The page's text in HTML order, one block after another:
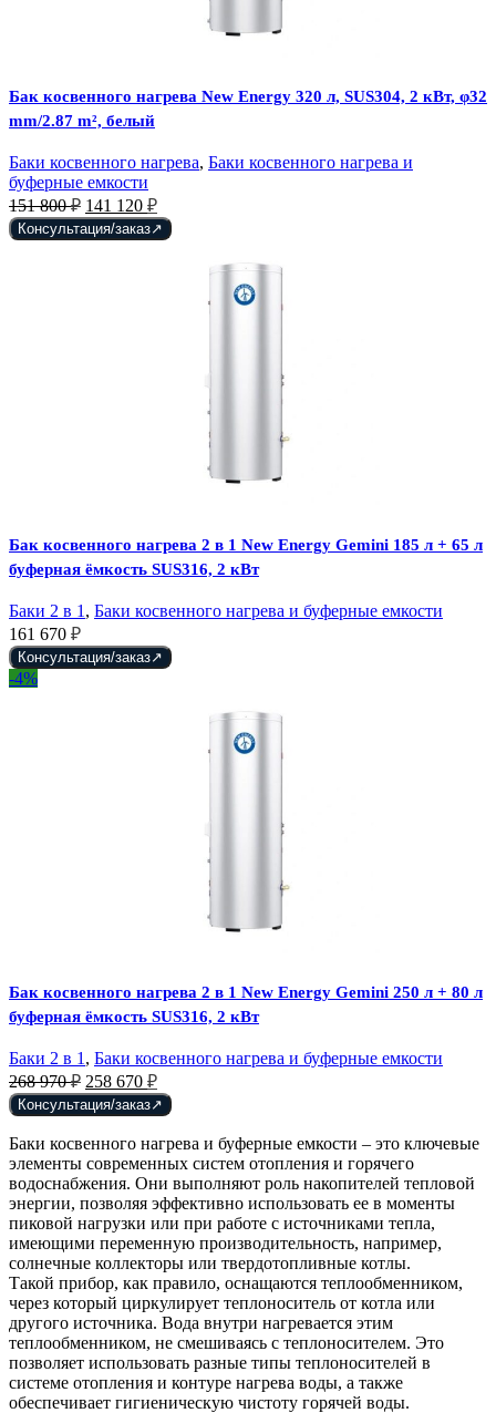
Бак косвенного нагрева New Energy 320 л, SUS304, 2 кВт, φ32
mm/2.87 m², белый
Баки косвенного нагрева, Баки косвенного нагрева и
буферные емкости
151 800₽ Первоначальная
цена
составляла
141 120 ₽Текущая
цена:
141
Консультация/заказ
Бак косвенного нагрева 2 в 1 New Energy Gemini 185 л + 65 л
буферная ёмкость SUS316, 2 кВт
Баки 2 в 1 , Баки косвенного нагрева и буферные емкости
161 670 ₽
Консультация/заказ
-4%
Бак косвенного нагрева 2 в 1 New Energy Gemini 250 л + 80 л
буферная ёмкость SUS316, 2 кВт
Баки 2 в 1 , Баки косвенного нагрева и буферные емкости
268 970₽ Первоначальная
цена
составляла
268
970 ₽.
258 670 ₽Текущая
цена:
258
670 ₽.
Консультация/заказ
Баки косвенного нагрева и буферные емкости – это ключевые
элементы современных систем отопления и горячего
водоснабжения. Они выполняют роль накопителей тепловой
энергии, позволяя эффективно использовать ее в моменты
пиковой нагрузки или при работе с источниками тепла,
имеющими переменную производительность, например,
солнечные коллекторы или твердотопливные котлы.
Такой прибор, как правило, оснащаются теплообменником,
через который циркулирует теплоноситель от котла или
другого источника. Вода внутри нагревается этим
теплообменником, не смешиваясь с теплоносителем. Это
позволяет использовать разные типы теплоносителей в
системе отопления и контуре нагрева воды, а также
обеспечивает гигиеническую чистоту горячей воды.